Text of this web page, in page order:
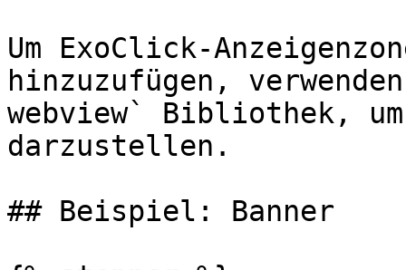
Um ExoClick-
hinzuzufügen,
webview` Bibliothek, um
darzustellen.
## Beispiel: Banner